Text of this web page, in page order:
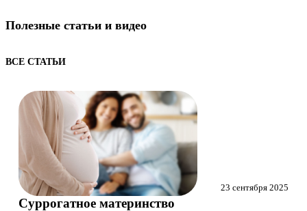
Полезные статьи и видео
ВСЕ СТАТЬИ
Суррогатное материнство
23 сентября 2025